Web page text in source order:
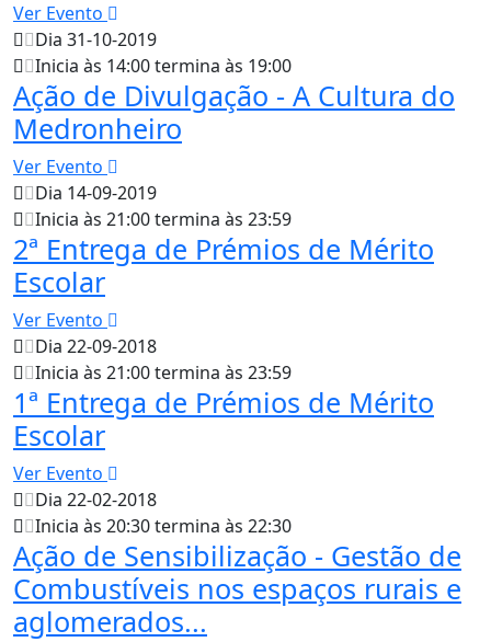
Ver Evento
Dia 31-10-2019
Inicia às 14:00 termina às 19:00
Ação de Divulgação - A Cultura do
Medronheiro
Ver Evento
Dia 14-09-2019
Inicia às 21:00 termina às 23:59
2ª Entrega de Prémios de Mérito
Escolar
Ver Evento
Dia 22-09-2018
Inicia às 21:00 termina às 23:59
1ª Entrega de Prémios de Mérito
Escolar
Ver Evento
Dia 22-02-2018
Inicia às 20:30 termina às 22:30
Ação de Sensibilização - Gestão de
Combustíveis nos espaços rurais e
aglomerados...